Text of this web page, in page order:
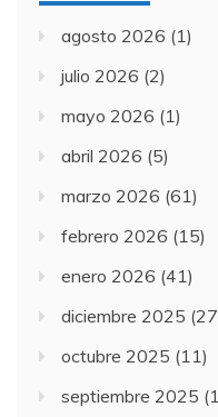
agosto 2026 (1)
julio 2026 (2)
mayo 2026 (1)
abril 2026 (5)
marzo 2026 (61)
febrero 2026 (15)
enero 2026 (41)
diciembre 2025
octubre 2025 (11)
septiembre 2025